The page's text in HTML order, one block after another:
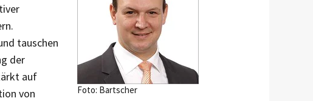
Foto: Bartscher
tauschen
der
auf
von